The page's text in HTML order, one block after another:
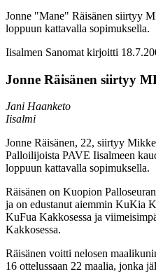
Jonne "Mane" Räisänen siirtyy
loppuun kattavalla sopimuksella.
Iisalmen Sanomat kirjoitti
Jonne Räisänen siirtyy
Jani Haanketo
Iisalmi
Jonne Räisänen, 22, siirtyy
Palloilijoista PAVE Iisalmeen
loppuun kattavalla sopimuksella.
Räisänen on Kuopion
ja on edustanut aiemmin KuKia
KuFua Kakkosessa ja
Kakkosessa.
Räisänen voitti nelosen
16 ottelussaan 22 maalia, jonka